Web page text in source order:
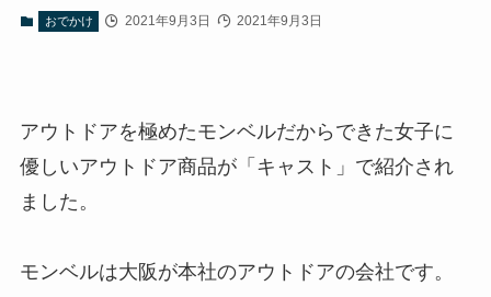
おでかけ 2021年9月3日 2021年9月3日
アウトドアを極めたモンベルだからできた女子に
優しいアウトドア商品が「キャスト」で紹介され
ました。
モンベルは大阪が本社のアウトドアの会社です。